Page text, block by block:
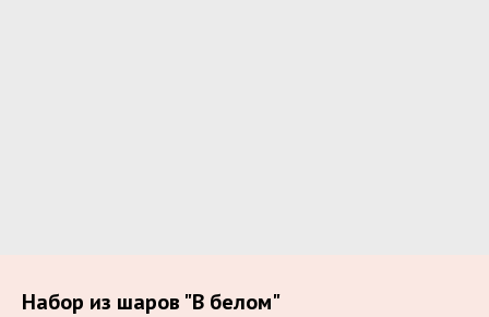
Набор из шаров "В белом"